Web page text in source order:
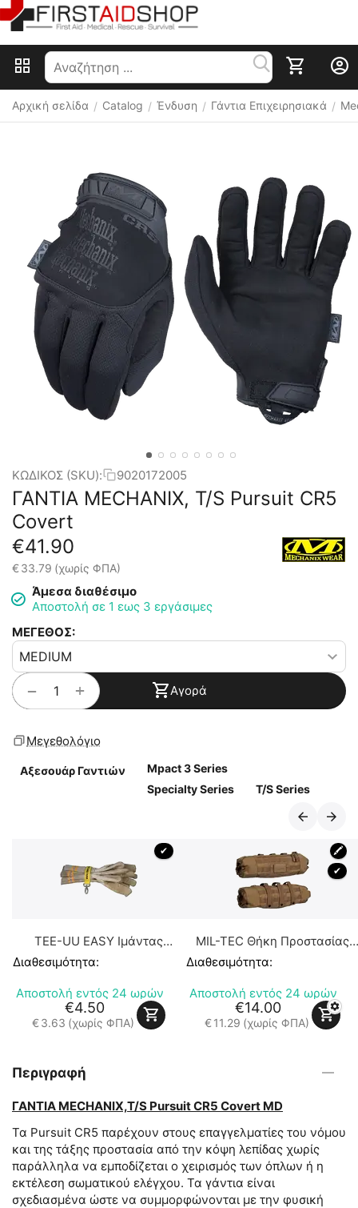
Αρχική σελίδα / Catalog / Ένδυση / Γάντια Επιχειρησιακά /
ΚΩΔΙΚΟΣ (SKU): 9020172005
ΓΑΝΤΙΑ MECHANIX, T/S Pursuit CR5
Covert
€41.90
€33.79 (χωρίς ΦΠΑ)
Άμεσα διαθέσιμο
Αποστολή σε 1 εως 3 εργάσιμες
ΜΕΓΕΘΟΣ:
+
− Αγορά
Μεγεθολόγιο
Αξεσουάρ Γαντιών
Mpact 3 Series
Specialty Series
T/S Series
✔
TEE-UU EASY Ιμάντας
Ανάρτησης Γαντιών
Διαθεσιμότητα:
Αποστολή εντός 24 ωρών
€4.50
€3.63 (χωρίς ΦΠΑ)
🖍
✔
MIL-TEC Θήκη Προστασίας
Χεριών από το Κρύο τύπου
Muff
Διαθεσιμότητα:
Αποστολή εντός 24 ωρών
€14.00
€ 11.29 (χωρίς ΦΠΑ)
Περιγραφή
ΓΑΝΤΙΑ MECHANIX,T/S Pursuit CR5 Covert MD
Τα Pursuit CR5 παρέχουν στους επαγγελματίες του νόμου
και της τάξης προστασία από την κόψη λεπίδας χωρίς
παράλληλα να εμποδίζεται ο χειρισμός των όπλων ή η
εκτέλεση σωματικού ελέγχου. Τα γάντια είναι
σχεδιασμένα ώστε να συμμορφώνονται με την φυσική